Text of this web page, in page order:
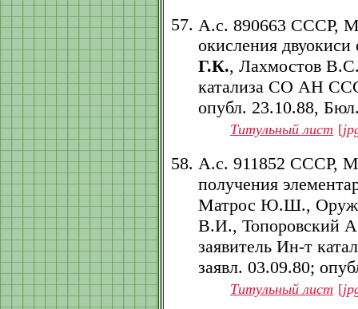
А.с. 890663 СССР,
окисления
Г.К., Лахмостов
катализа СО АН
опубл. 23.10.88,
Титульный лист [
А.с. 911852 СССР,
получения
Матрос Ю.Ш.,
В.И., Топоровский
заявитель Ин-т
заявл. 03.09.80;
Титульный лист [